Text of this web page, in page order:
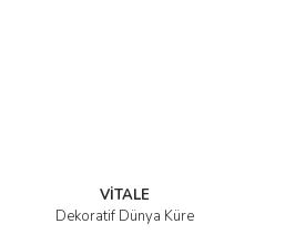
VİTALE
Dekoratif Dünya Küre